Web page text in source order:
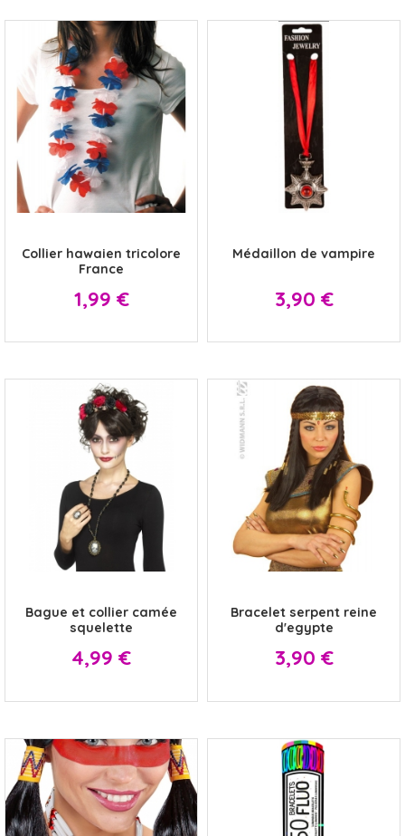
Collier hawaien tricolore
France
Prix
1,99 €
Médaillon de vampire
Prix
3,90 €
Bague et collier camée
squelette
Prix
4,99 €
Bracelet serpent reine
d'egypte
Prix
3,90 €